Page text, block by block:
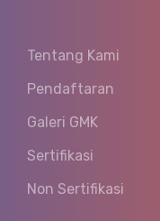
Tentang Kami
Pendaftaran
Galeri GMK
Sertifikasi
Non Sertifikasi